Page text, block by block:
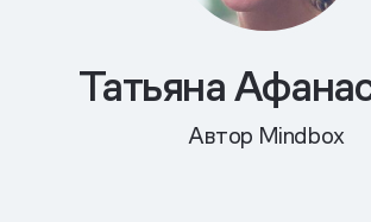
Татьяна
Автор Mindbox